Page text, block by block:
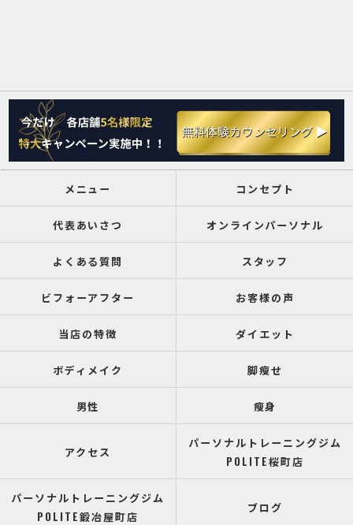
メニュー コンセプト
代表あいさつ オンラインパーソナル
よくある質問 スタッフ
ビフォーアフター お客様の声
当店の特徴 ダイエット
ボディメイク 脚瘦せ
男性 瘦身
アクセス
パーソナルトレーニングジム
POLITE桜町店
パーソナルトレーニングジム
POLITE鍛冶屋町店
ブログ